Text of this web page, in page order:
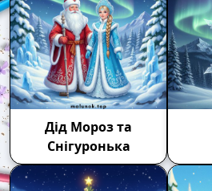
Дід Мороз та
Снігуронька